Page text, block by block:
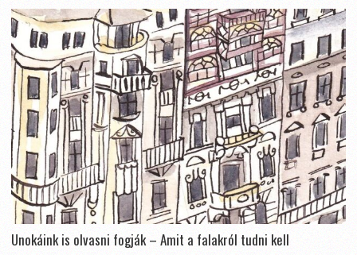
Unokáink is olvasni fogják – Amit a falakról tudni kell